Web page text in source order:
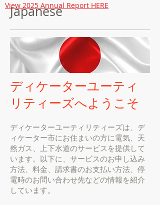
View 2025 Annual Report HERE
Japanese
ディケーターユーティ
リティーズへようこそ
ディケーターユーティリティーズは、デ
ィケーター市にお住まいの方に電気、天
然ガス、上下水道のサービスを提供して
います。以下に、サービスのお申し込み
方法、料金、請求書のお支払い方法、停
電時のお問い合わせ先などの情報を紹介
しています。